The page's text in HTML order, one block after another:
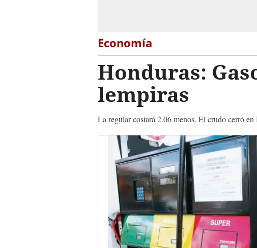
Economía
Honduras:
lempiras
La regular costará 2.06 menos. El crudo cerró